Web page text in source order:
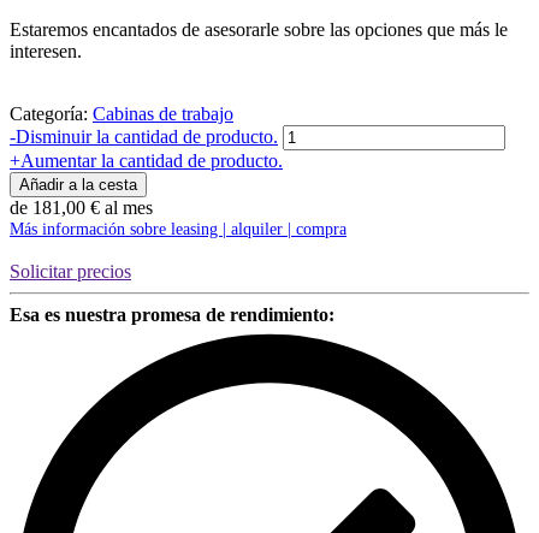
Estaremos encantados de asesorarle sobre las opciones que más le
interesen.
Categoría: Cabinas de trabajo
-Disminuir la cantidad de producto. Cantidad
Arbeits-
S
|
+Aumentar la cantidad de producto.
Añadir a la cesta
de 181,00 € al mes
Más información sobre leasing | alquiler | compra
Solicitar precios
Esa es nuestra promesa de rendimiento: